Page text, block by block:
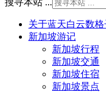
搜寻本站 ...
关于蓝天白云数格
新加坡游记
新加坡行程
新加坡交通
新加坡住宿
新加坡景点